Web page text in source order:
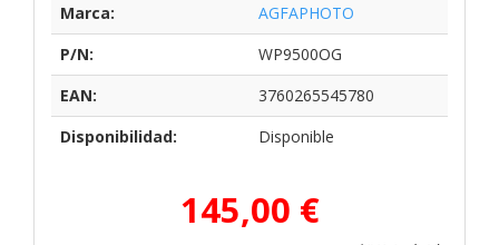
Marca:
AGFAPHOTO
P/N:
WP9500OG
EAN:
3760265545780
Disponibilidad:
Disponible
145,00 €